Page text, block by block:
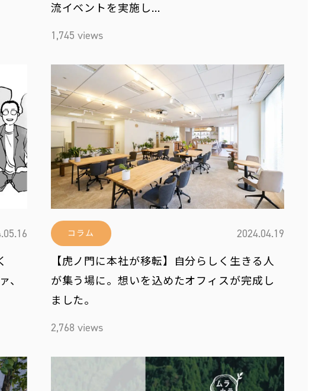
流イベントを実施し…
1,745 views
、
コラム
2024.04.19
【虎ノ門に本社が移転】自分らしく生きる人
が集う場に。想いを込めたオフィスが完成し
ました。
2,768 views